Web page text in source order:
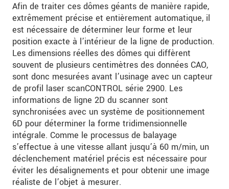
Afin de traiter ces dômes géants de manière rapide,
extrêmement précise et entièrement automatique, il
est nécessaire de déterminer leur forme et leur
position exacte à l’intérieur de la ligne de production.
Les dimensions réelles des dômes qui diffèrent
souvent de plusieurs centimètres des données CAO,
sont donc mesurées avant l’usinage avec un capteur
de profil laser scanCONTROL série 2900. Les
informations de ligne 2D du scanner sont
synchronisées avec un système de positionnement
6D pour déterminer la forme tridimensionnelle
intégrale. Comme le processus de balayage
s’effectue à une vitesse allant jusqu’à 60 m/min, un
déclenchement matériel précis est nécessaire pour
éviter les désalignements et pour obtenir une image
réaliste de l’objet à mesurer.